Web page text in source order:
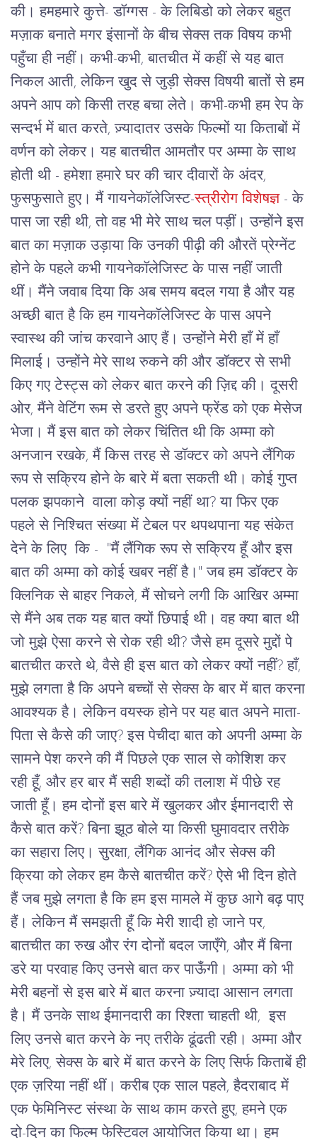
की। हमहमारे कुत्ते- डॉग्गस - के लिबिडो को लेकर बहुत
मज़ाक बनाते मगर इंसानों के बीच सेक्स तक विषय कभी
पहुँचा ही नहीं। कभी-कभी, बातचीत में कहीं से यह बात
निकल आती, लेकिन खुद से जुड़ी सेक्स विषयी बातों से हम
अपने आप को किसी तरह बचा लेते। कभी-कभी हम रेप के
सन्दर्भ में बात करते, ज़्यादातर उसके फिल्मों या किताबों में
वर्णन को लेकर। यह बातचीत आमतौर पर अम्मा के साथ
होती थी - हमेशा हमारे घर की चार दीवारों के अंदर,
फुसफुसाते हुए।मैं गायनेकॉलेजिस्ट-स्त्रीरोग विशेषज्ञ- के
पास जा रही थी, तो वह भी मेरे साथ चल पड़ीं। उन्होंने इस
बात का मज़ाक उड़ाया कि उनकी पीढ़ी की औरतें प्रेग्नेंट
होने के पहले कभी गायनेकॉलेजिस्ट के पास नहीं जाती
थीं। मैंने जवाब दिया कि अब समय बदल गया है और यह
अच्छी बात है कि हम गायनेकॉलेजिस्ट के पास अपने
स्वास्थ की जांच करवाने आए हैं। उन्होंने मेरी हाँ में हाँ
मिलाई। उन्होंने मेरे साथ रुकने की और डॉक्टर से सभी
किए गए टेस्ट्स को लेकर बात करने की ज़िद्द की। दूसरी
ओर, मैंने वेटिंग रूम से डरते हुए अपने फ्रेंड को एक मेसेज
भेजा। मैं इस बात को लेकर चिंतित थी कि अम्मा को
अनजान रखके, मैं किस तरह से डॉक्टर को अपने लैंगिक
रूप से सक्रिय होने के बारे में बता सकती थी। कोई गुप्त
पलक झपकाने वाला कोड़ क्यों नहीं था? या फिर एक
पहले से निश्चित संख्या में टेबल पर थपथपाना यह संकेत
देने के लिए कि - "मैं लैंगिक रूप से सक्रिय हूँ और इस
बात की अम्मा को कोई खबर नहीं है।" जब हम डॉक्टर के
क्लिनिक से बाहर निकले, मैं सोचने लगी कि आखिर अम्मा
से मैंने अब तक यह बात क्यों छिपाई थी। वह क्या बात थी
जो मुझे ऐसा करने से रोक रही थी? जैसे हम दूसरे मुद्दों पे
बातचीत करते थे, वैसे ही इस बात को लेकर क्यों नहीं? हाँ,
मुझे लगता है कि अपने बच्चों से सेक्स के बार में बात करना
आवश्यक है। लेकिन वयस्क होने पर यह बात अपने माता-
पिता से कैसे की जाए? इस पेचीदा बात को अपनी अम्मा के
सामने पेश करने की मैं पिछले एक साल से कोशिश कर
रही हूँ, और हर बार मैं सही शब्दों की तलाश में पीछे रह
जाती हूँ। हम दोनों इस बारे में खुलकर और ईमानदारी से
कैसे बात करें? बिना झूठ बोले या किसी घुमावदार तरीके
का सहारा लिए। सुरक्षा, लैंगिक आनंद और सेक्स की
क्रिया को लेकर हम कैसे बातचीत करें? ऐसे भी दिन होते
हैं जब मुझे लगता है कि हम इस मामले में कुछ आगे बढ़ पाए
हैं। लेकिन मैं समझती हूँ कि मेरी शादी हो जाने पर,
बातचीत का रुख और रंग दोनों बदल जाएँगे, और मैं बिना
डरे या परवाह किए उनसे बात कर पाऊँगी। अम्मा को भी
मेरी बहनों से इस बारे में बात करना ज़्यादा आसान लगता
है। मैं उनके साथ ईमानदारी का रिश्ता चाहती थी, इस
लिए उनसे बात करने के नए तरीके ढूंढती रही। अम्मा और
मेरे लिए, सेक्स के बारे में बात करने के लिए सिर्फ किताबें ही
एक ज़रिया नहीं थीं। करीब एक साल पहले, हैदराबाद में
एक फेमिनिस्ट संस्था के साथ काम करते हुए, हमने एक
दो-दिन का फिल्म फेस्टिवल आयोजित किया था। हम